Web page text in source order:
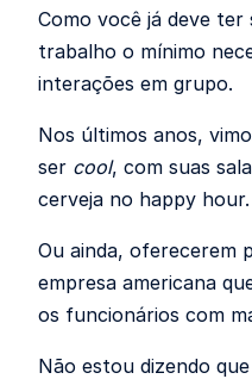
Como você já deve
trabalho o mínimo
interações em grupo.
Nos últimos anos,
ser cool, com suas
cerveja no happy hour.
Ou ainda, oferecerem
empresa americana
os funcionários com
Não estou dizendo